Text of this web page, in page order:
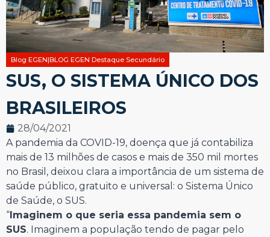
Blog EGEN|BLOG EGEN Destaque Secundário
SUS, O SISTEMA ÚNICO DOS
BRASILEIROS
28/04/2021
A pandemia da COVID-19, doença que já contabiliza
mais de 13 milhões de casos e mais de 350 mil mortes
no Brasil, deixou clara a importância de um sistema de
saúde público, gratuito e universal: o Sistema Único
de Saúde, o SUS.
“Imaginem o que seria essa pandemia sem o
SUS. Imaginem a população tendo de pagar pelo